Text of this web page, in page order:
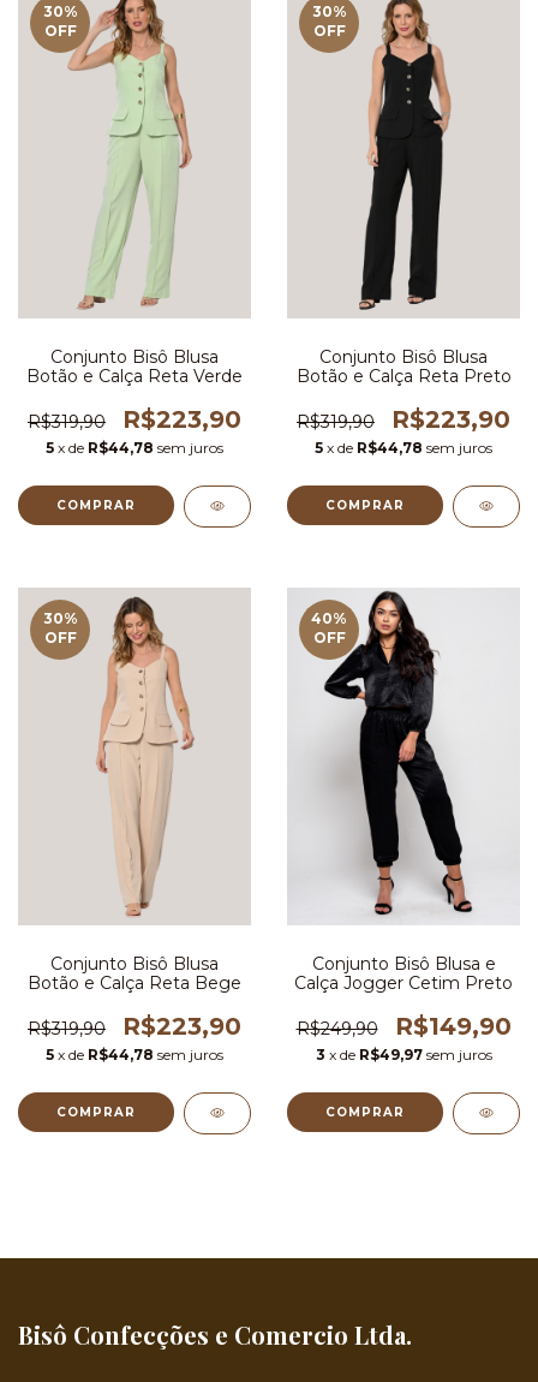
30%
OFF
Conjunto Bisô Blusa
Botão e Calça Reta Verde
R$319,90 R$223,90
5 x de R$44,78 sem juros
COMPRAR
30%
OFF
Conjunto Bisô Blusa
Botão e Calça Reta Preto
R$319,90 R$223,90
5 x de R$44,78 sem juros
COMPRAR
30%
OFF
Conjunto Bisô Blusa
Botão e Calça Reta Bege
R$319,90 R$223,90
5 x de R$44,78 sem juros
COMPRAR
40%
OFF
Conjunto Bisô Blusa e
Calça Jogger Cetim Preto
R$249,90 R$149,90
3 x de R$49,97 sem juros
COMPRAR
Bisô Confecções e Comercio Ltda.